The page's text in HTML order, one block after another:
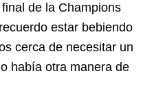
de la Champions
estar bebiendo
cerca de necesitar un
había otra manera de